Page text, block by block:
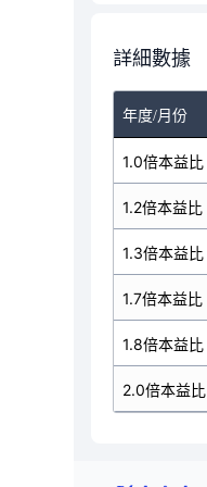
詳細數據
年度/月份
2025/07
1.0倍本益比
1.2倍本益比
1.3倍本益比
1.7倍本益比
1.8倍本益比
2.0倍本益比
19.64
23.57
25.53
33.39
35.35
39.28